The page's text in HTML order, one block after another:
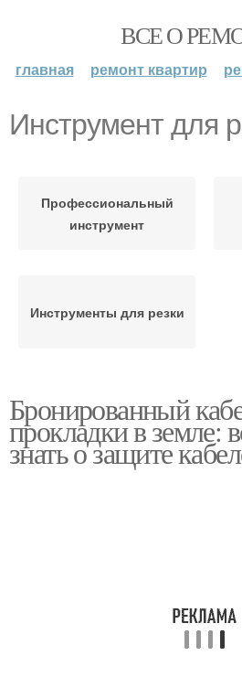
ВСЕ О
главная ремонт квартир
Инструмент для
Профессиональный
инструмент
Инструменты для резки
Бронированный
прокладки в земле:
знать о защите